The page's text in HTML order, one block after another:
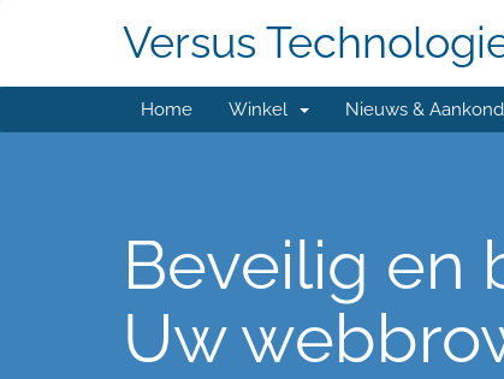
Versus
Home Winkel Nieuws &
Beveilig en
Uw